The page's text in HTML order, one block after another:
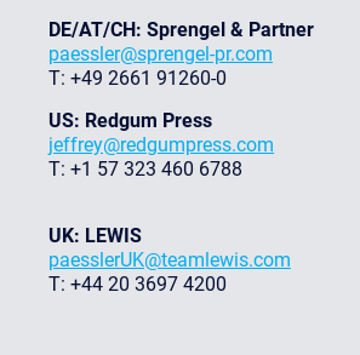
DE/AT/CH: Sprengel & Partner
paessler@sprengel-pr.com
T: +49 2661 91260-0
US: Redgum Press
jeffrey@redgumpress.com
T: +1 57 323 460 6788
UK: LEWIS
paesslerUK@teamlewis.com
T: +44 20 3697 4200